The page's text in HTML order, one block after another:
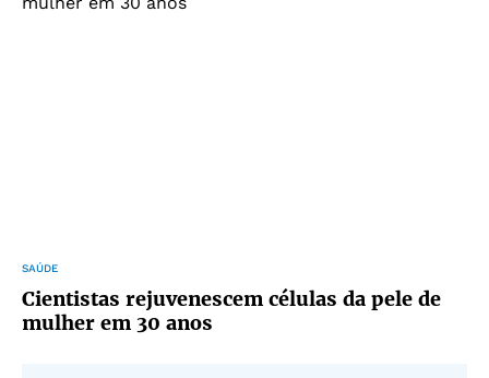
SAÚDE
Cientistas rejuvenescem células da pele de
mulher em 30 anos